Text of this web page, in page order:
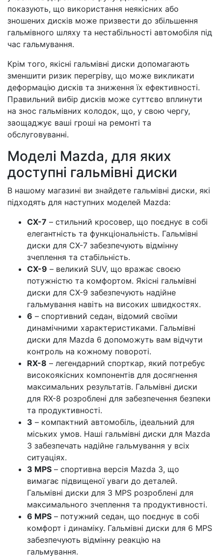
показують, що використання неякісних або
зношених дисків може призвести до збільшення
гальмівного шляху та нестабільності автомобіля під
час гальмування.
Крім того, якісні гальмівні диски допомагають
зменшити ризик перегріву, що може викликати
деформацію дисків та зниження їх ефективності.
Правильний вибір дисків може суттєво вплинути
на знос гальмівних колодок, що, у свою чергу,
заощаджує ваші гроші на ремонті та
обслуговуванні.
Моделі Mazda, для яких
доступні гальмівні диски
В нашому магазині ви знайдете гальмівні диски, які
підходять для наступних моделей Mazda:
CX-7 – стильний кросовер, що поєднує в собі
елегантність та функціональність. Гальмівні
диски для CX-7 забезпечують відмінну
зчеплення та стабільність.
CX-9 – великий SUV, що вражає своєю
потужністю та комфортом. Якісні гальмівні
диски для CX-9 забезпечують надійне
гальмування навіть на високих швидкостях.
6 – спортивний седан, відомий своїми
динамічними характеристиками. Гальмівні
диски для Mazda 6 допоможуть вам відчути
контроль на кожному повороті.
RX-8 – легендарний спорткар, який потребує
високоякісних компонентів для досягнення
максимальних результатів. Гальмівні диски
для RX-8 розроблені для забезпечення безпеки
та продуктивності.
3 – компактний автомобіль, ідеальний для
міських умов. Наші гальмівні диски для Mazda
3 забезпечать надійне гальмування у всіх
ситуаціях.
3 MPS – спортивна версія Mazda 3, що
вимагає підвищеної уваги до деталей.
Гальмівні диски для 3 MPS розроблені для
максимального зчеплення та продуктивності.
6 MPS – потужний седан, що поєднує в собі
комфорт і динаміку. Гальмівні диски для 6 MPS
забезпечують відмінну реакцію на
гальмування.